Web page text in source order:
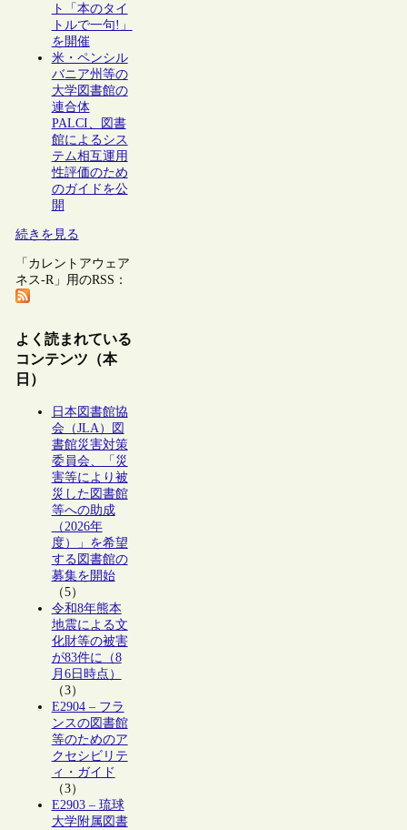
ト「本のタイ
トルで一句!」
を開催
米・ペンシル
バニア州等の
大学図書館の
連合体
PALCI、図書
館によるシス
テム相互運用
性評価のため
のガイドを公
開
続きを見る
「カレントアウェア
ネス-R」用のRSS：
よく読まれている
コンテンツ（本
日）
日本図書館協
会（JLA）図
書館災害対策
委員会、「災
害等により被
災した図書館
等への助成
（2026年
度）」を希望
する図書館の
募集を開始
（5）
令和8年熊本
地震による文
化財等の被害
が83件に（8
月6日時点）
（3）
E2904 – フラ
ンスの図書館
等のためのア
クセシビリテ
ィ・ガイド
（3）
E2903 – 琉球
大学附属図書